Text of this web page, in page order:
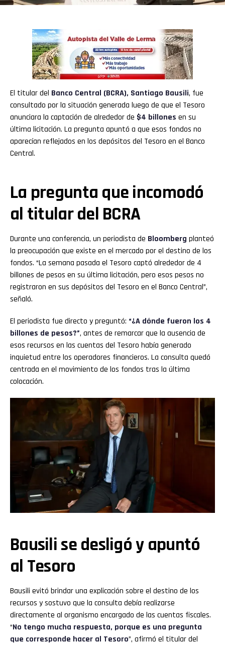
El titular del Banco Central (BCRA), Santiago Bausili, fue
consultado por la situación generada luego de que el Tesoro
anunciara la captación de alrededor de $4 billones en su
última licitación. La pregunta apuntó a que esos fondos no
aparecían reflejados en los depósitos del Tesoro en el Banco
Central.
La pregunta que incomodó
al titular del BCRA
Durante una conferencia, un periodista de Bloomberg planteó
la preocupación que existe en el mercado por el destino de los
fondos. “La semana pasada el Tesoro captó alrededor de 4
billones de pesos en su última licitación, pero esos pesos no
registraron en sus depósitos del Tesoro en el Banco Central”,
señaló.
El periodista fue directo y preguntó: “¿A dónde fueron los 4
billones de pesos?”, antes de remarcar que la ausencia de
esos recursos en las cuentas del Tesoro había generado
inquietud entre los operadores financieros. La consulta quedó
centrada en el movimiento de los fondos tras la última
colocación.
Bausili se desligó y apuntó
al Tesoro
Bausili evitó brindar una explicación sobre el destino de los
recursos y sostuvo que la consulta debía realizarse
directamente al organismo encargado de las cuentas fiscales.
“No tengo mucha respuesta, porque es una pregunta
que corresponde hacer al Tesoro”, afirmó el titular del